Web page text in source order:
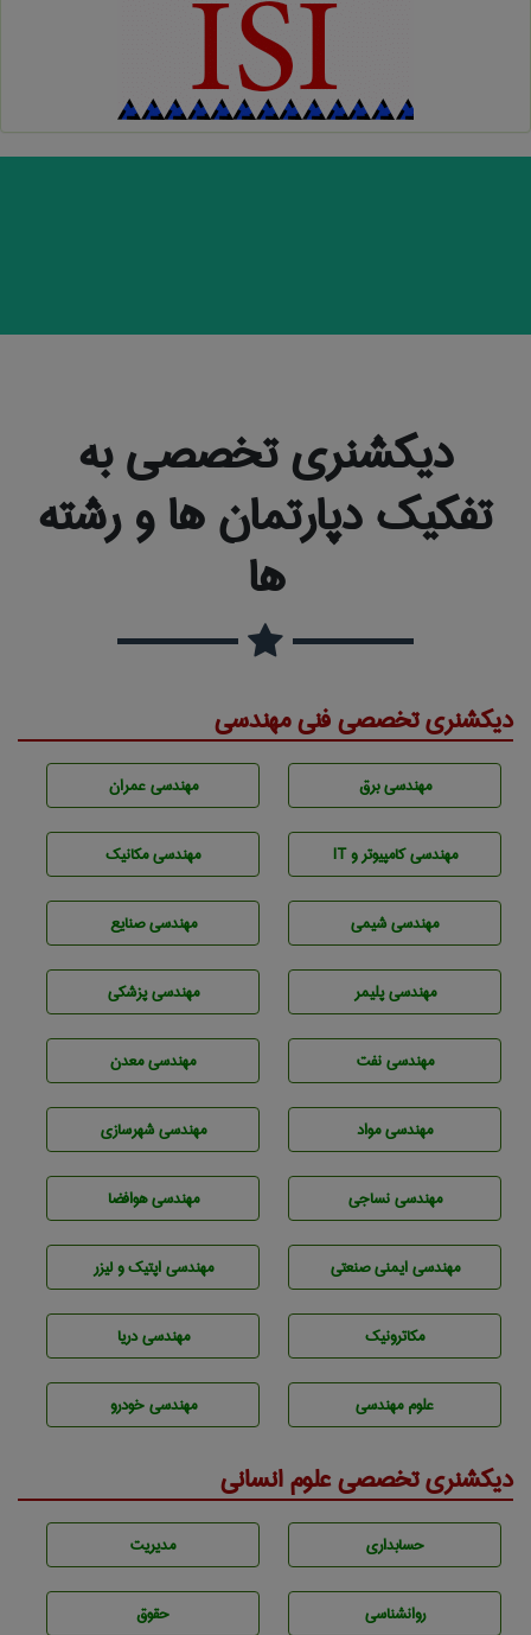
دیکشنری تخصصی به
تفکیک دپارتمان ها و رشته
ها
دیکشنری تخصصی فنی مهندسی
مهندسی برق مهندسی عمران
مهندسی كامپيوتر و IT مهندسی مکانیک
مهندسي شيمی مهندسی صنايع
مهندسی پليمر مهندسی پزشکی
مهندسی نفت مهندسی معدن
مهندسی مواد مهندسی شهرسازی
مهندسي نساجی مهندسی هوافضا
مهندسی ایمنی صنعتی مهندسی اپتیک و لیزر
مکاترونیک مهندسی دریا
علوم مهندسی مهندسی خودرو
دیکشنری تخصصی علوم انسانی
حسابداری مديريت
روانشناسی حقوق